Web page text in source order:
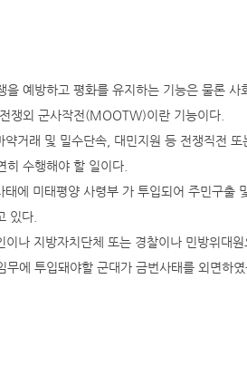
예방하고 평화를 유지하는 기능은 물론 사
쟁외 군사작전(MOOTW)이란 기능이다.
거래 및 밀수단속, 대민지원 등 전쟁직전 또
수행해야 할 일이다.
에 미태평양 사령부 가 투입되어 주민구출
있다.
나 지방자치단체 또는 경찰이나 민방위대
에 투입돼야할 군대가 금번사태를 외면하